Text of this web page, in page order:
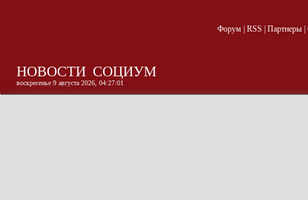
Форум| RSS Партнеры|
НОВОСТИ СОЦИУМ
воскресенье 9 августа 2026, 04:27:01